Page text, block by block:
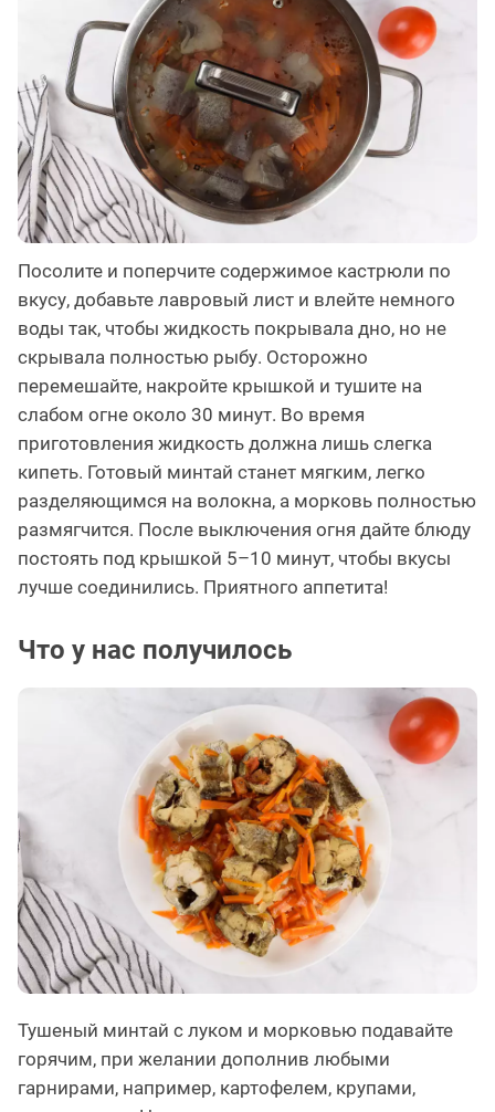
Посолите и поперчите содержимое кастрюли по
вкусу, добавьте лавровый лист и влейте немного
воды так, чтобы жидкость покрывала дно, но не
скрывала полностью рыбу. Осторожно
перемешайте, накройте крышкой и тушите на
слабом огне около 30 минут. Во время
приготовления жидкость должна лишь слегка
кипеть. Готовый минтай станет мягким, легко
разделяющимся на волокна, а морковь полностью
размягчится. После выключения огня дайте блюду
постоять под крышкой 5–10 минут, чтобы вкусы
лучше соединились. Приятного аппетита!
Что у нас получилось
Тушеный минтай с луком и морковью подавайте
горячим, при желании дополнив любыми
гарнирами, например, картофелем, крупами,